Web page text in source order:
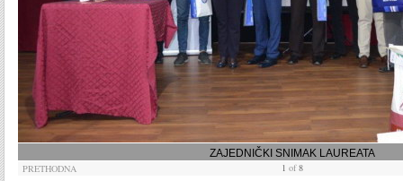
ZAJEDNIČKI SNIMAK LAUREATA
PRETHODNA 1 of8